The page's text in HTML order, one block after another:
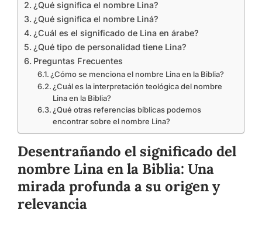
¿Qué significa el nombre Lina?
¿Qué significa el nombre Liná?
¿Cuál es el significado de Lina en árabe?
¿Qué tipo de personalidad tiene Lina?
Preguntas Frecuentes
¿Cómo se menciona el nombre Lina en la Biblia?
¿Cuál es la interpretación teológica del nombre
Lina en la Biblia?
¿Qué otras referencias bíblicas podemos
encontrar sobre el nombre Lina?
Desentrañando el significado del
nombre Lina en la Biblia: Una
mirada profunda a su origen y
relevancia